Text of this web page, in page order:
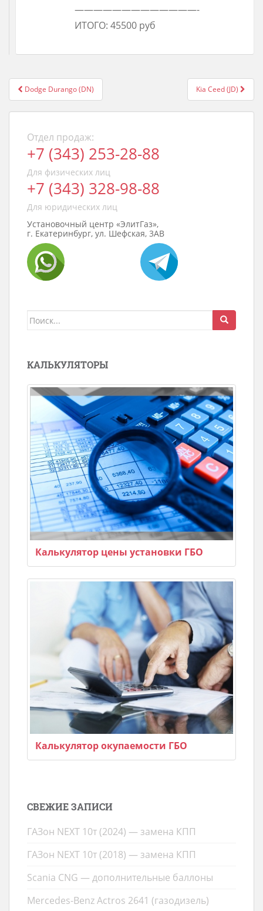
—————————————-
ИТОГО: 45500 руб
Post
navigation
Dodge Durango (DN) Kia Ceed (JD)
Отдел продаж:
+7 (343) 253-28-88
Для физических лиц
+7 (343) 328-98-88
Для юридических лиц
Установочный центр «ЭлитГаз»,
г. Екатеринбург, ул. Шефская, 3АВ
Поиск
КАЛЬКУЛЯТОРЫ
Калькулятор цены установки ГБО
Калькулятор окупаемости ГБО
СВЕЖИЕ ЗАПИСИ
ГАЗон NEXT 10т (2024) — замена КПП
ГАЗон NEXT 10т (2018) — замена КПП
Scania CNG — дополнительные баллоны
Mercedes-Benz Actros 2641 (газодизель)